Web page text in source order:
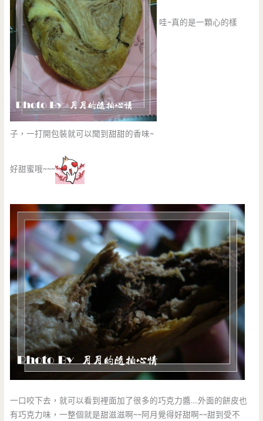
哇~真的是一顆心的樣
子，一打開包裝就可以聞到甜甜的香味~
好甜蜜哦~~~
一口咬下去，就可以看到裡面加了很多的巧克力醬….外面的餅皮也
有巧克力味，一整個就是甜滋滋啊~~阿月覺得好甜啊~~甜到受不